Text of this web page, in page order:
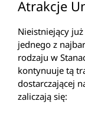
Atrakcje
Nieistniejący już
jednego z
rodzaju w
kontynuuje tą
dostarczającej
zaliczają się: